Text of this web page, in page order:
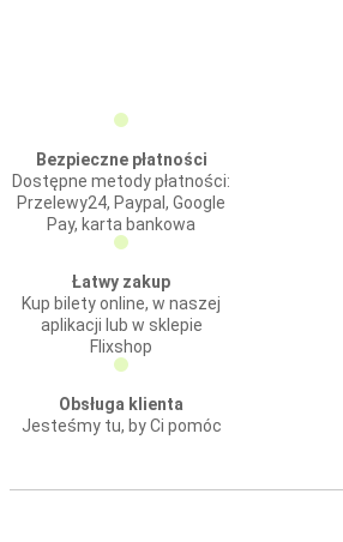
Bezpieczne płatności
Dostępne metody płatności:
Przelewy24, Paypal, Google
Pay, karta bankowa
Łatwy zakup
Kup bilety online, w naszej
aplikacji lub w sklepie
Flixshop
Obsługa klienta
Jesteśmy tu, by Ci pomóc